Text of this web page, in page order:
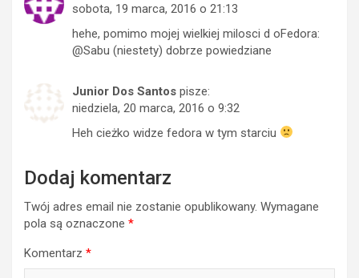
sobota, 19 marca, 2016 o 21:13
hehe, pomimo mojej wielkiej milosci d oFedora:
@Sabu (niestety) dobrze powiedziane
Junior Dos Santos pisze:
niedziela, 20 marca, 2016 o 9:32
Heh cieżko widze fedora w tym starciu
Dodaj komentarz
Twój adres email nie zostanie opublikowany. Wymagane
pola są oznaczone *
Komentarz *